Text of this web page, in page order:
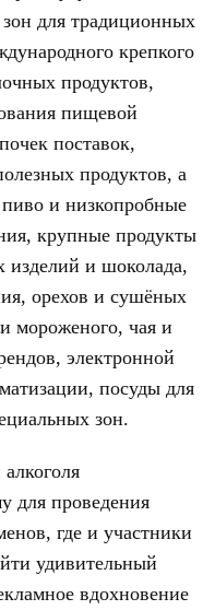
для традиционных
крепкого
продуктов,
пищевой
поставок,
продуктов, а
и низкопробные
крупные продукты
изделий и шоколада,
орехов и сушёных
мороженого, чая и
электронной
посуды для
зон.
для проведения
где и участники
удивительный
вдохновение